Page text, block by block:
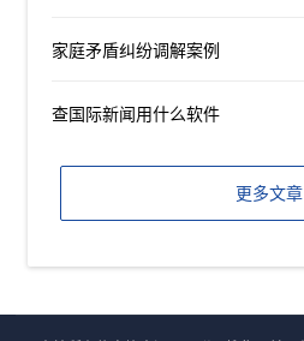
家庭矛盾纠纷调解案例
查国际新闻用什么软件
更多文章